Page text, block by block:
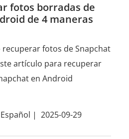
fotos borradas de
de 4 maneras
recuperar fotos de Snapchat
artículo para recuperar
en Android
| 2025-09-29